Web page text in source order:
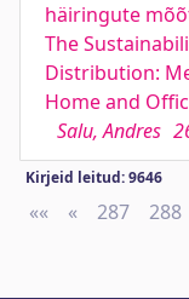
häiringute
The
Distribution:
Home and
Salu, Andres
Kirjeid leitud: 9646
«« First
« Previous
287 288